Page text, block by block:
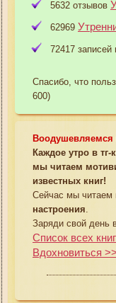
5632 отзывов
62969
72417 записей
Спасибо, что
600)
Воодушевляемся
Каждое утро в
мы читаем
известных книг!
Сейчас мы читаем
настроения
Заряди свой день
Список всех
Вдохновиться >>